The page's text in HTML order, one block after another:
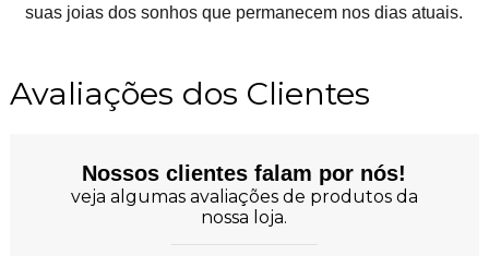
suas joias dos sonhos que permanecem nos dias atuais.
Avaliações dos Clientes
Nossos clientes falam por nós!
veja algumas avaliações de produtos da
nossa loja.